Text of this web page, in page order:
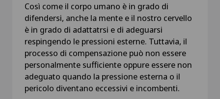
Così come il corpo umano è in grado di
difendersi, anche la mente e il nostro cervello
è in grado di adattatrsi e di adeguarsi
respingendo le pressioni esterne. Tuttavia, il
processo di compensazione può non essere
personalmente sufficiente oppure essere non
adeguato quando la pressione esterna o il
pericolo diventano eccessivi e incombenti.